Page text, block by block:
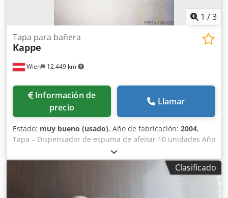
1 /3
Wien 12.449 km
Tapa para bañera
Kappe
Información de
precio
Llamar
Estado: muy bueno (usado), Año de fabricación: 2004,
Tapa – Dispensador de espuma de afeitar 10 unidades Año
de fabricación: 2004 En muy buen estado. Credpsc Nw
Rhofx Al Tef
Clasificado